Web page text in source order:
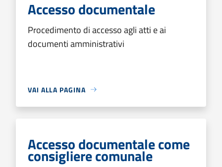
Accesso documentale
Procedimento di accesso agli atti e ai
documenti amministrativi
VAI ALLA PAGINA
Accesso documentale come
consigliere comunale